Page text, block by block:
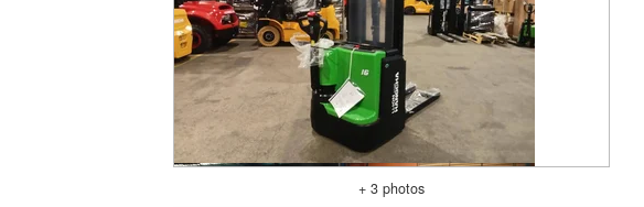
+ 3 photos